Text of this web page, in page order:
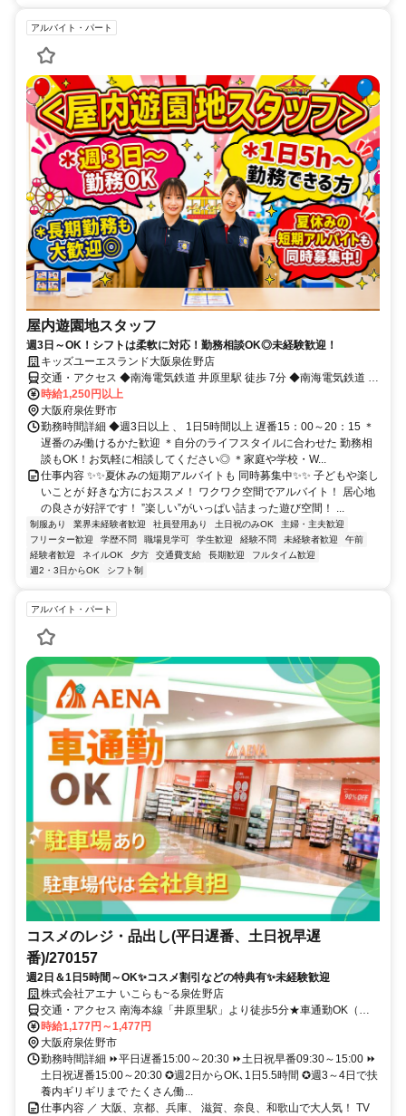
アルバイト・パート
屋内遊園地スタッフ
週3日～OK！シフトは柔軟に対応！勤務相談OK◎未経験歓迎！
キッズユーエスランド大阪泉佐野店
交通・アクセス ◆南海電気鉄道 井原里駅 徒歩 7分 ◆南海電気鉄道 泉
佐野駅 車 8分 ◆南海空港線 泉佐野駅 車 8分 ◆南海電気鉄道 二色浜駅
車 9分 ◆南海電気鉄道 鶴原駅 車 10分
時給1,250円以上
大阪府泉佐野市
勤務時間詳細 ◆週3日以上 、 1日5時間以上 遅番15：00～20：15 ＊
遅番のみ働けるかた歓迎 ＊自分のライフスタイルに合わせた 勤務相
談もOK！お気軽に相談してください◎ ＊家庭や学校・W...
仕事内容 ✨✨夏休みの短期アルバイトも 同時募集中✨✨ 子どもや楽し
いことが 好きな方におススメ！ ワクワク空間でアルバイト！ 居心地
の良さが好評です！ ”楽しい”がいっぱい詰まった遊び空間！ ...
制服あり 業界未経験者歓迎 社員登用あり 土日祝のみOK
主婦・主夫歓迎
フリーター歓迎
学歴不問 職場見学可 学生歓迎 経験不問 未経験者歓迎
午前
経験者歓迎
ネイルOK 夕方 交通費支給 長期歓迎
フルタイム歓迎
週2・3日からOK
シフト制
アルバイト・パート
コスメのレジ・品出し(平日遅番、土日祝早遅
番)/270157
週2日＆1日5時間～OK✨コスメ割引などの特典有✨未経験歓迎
株式会社アエナ いこらも~る泉佐野店
交通・アクセス 南海本線「井原里駅」より徒歩5分★車通勤OK（社
内規定有）→駐車場のご用意と駐車場代はアエナが負担します！
時給1,177円～1,477円
大阪府泉佐野市
勤務時間詳細 ⏩平日遅番15:00～20:30 ⏩土日祝早番09:30～15:00 ⏩
土日祝遅番15:00～20:30 ✪週2日からOK､1日5.5時間 ✪週3～4日で扶
養内ギリギリまで たくさん働...
仕事内容 ／ 大阪、京都、兵庫、 滋賀、奈良、和歌山で大人気！ TV